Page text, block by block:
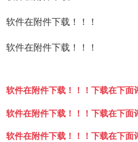
软件在附件下载！！！
软件在附件下载！！！
软件在附件下载！！！下载在下面
软件在附件下载！！！下载在下面
软件在附件下载！！！下载在下面